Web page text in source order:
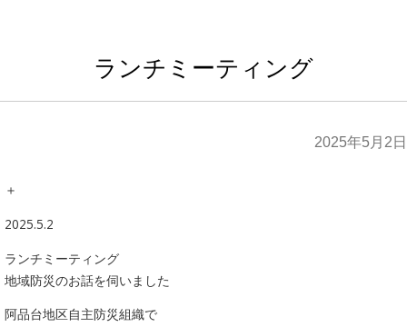
ランチミーティング
2025年5月2日
＋
2025.5.2
ランチミーティング
地域防災のお話を伺いました
阿品台地区自主防災組織で